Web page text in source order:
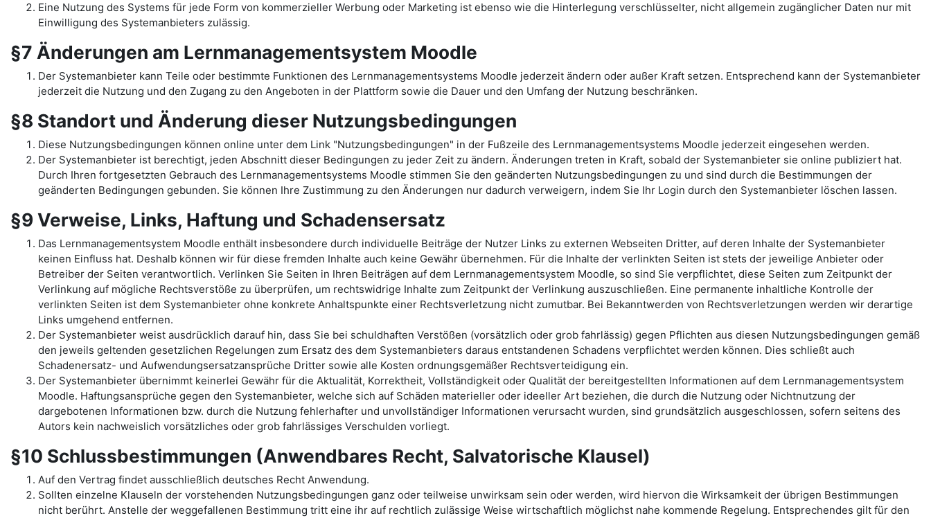
Eine Nutzung des Systems für jede Form von kommerzieller Werbung oder Marketing ist ebenso wie die Hinterlegung verschlüsselter, nicht allgemein zugänglicher Daten nur mit
Einwilligung des Systemanbieters zulässig.
§7 Änderungen am Lernmanagementsystem Moodle
Der Systemanbieter kann Teile oder bestimmte Funktionen des Lernmanagementsystems Moodle jederzeit ändern oder außer Kraft setzen. Entsprechend kann der Systemanbieter
jederzeit die Nutzung und den Zugang zu den Angeboten in der Plattform sowie die Dauer und den Umfang der Nutzung beschränken.
§8 Standort und Änderung dieser Nutzungsbedingungen
Diese Nutzungsbedingungen können online unter dem Link "Nutzungsbedingungen" in der Fußzeile des Lernmanagementsystems Moodle jederzeit eingesehen werden.
Der Systemanbieter ist berechtigt, jeden Abschnitt dieser Bedingungen zu jeder Zeit zu ändern. Änderungen treten in Kraft, sobald der Systemanbieter sie online publiziert hat.
Durch Ihren fortgesetzten Gebrauch des Lernmanagementsystems Moodle stimmen Sie den geänderten Nutzungsbedingungen zu und sind durch die Bestimmungen der
geänderten Bedingungen gebunden. Sie können Ihre Zustimmung zu den Änderungen nur dadurch verweigern, indem Sie Ihr Login durch den Systemanbieter löschen lassen.
§9 Verweise, Links, Haftung und Schadensersatz
Das Lernmanagementsystem Moodle enthält insbesondere durch individuelle Beiträge der Nutzer Links zu externen Webseiten Dritter, auf deren Inhalte der Systemanbieter
keinen Einfluss hat. Deshalb können wir für diese fremden Inhalte auch keine Gewähr übernehmen. Für die Inhalte der verlinkten Seiten ist stets der jeweilige Anbieter oder
Betreiber der Seiten verantwortlich. Verlinken Sie Seiten in Ihren Beiträgen auf dem Lernmanagementsystem Moodle, so sind Sie verpflichtet, diese Seiten zum Zeitpunkt der
Verlinkung auf mögliche Rechtsverstöße zu überprüfen, um rechtswidrige Inhalte zum Zeitpunkt der Verlinkung auszuschließen. Eine permanente inhaltliche Kontrolle der
verlinkten Seiten ist dem Systemanbieter ohne konkrete Anhaltspunkte einer Rechtsverletzung nicht zumutbar. Bei Bekanntwerden von Rechtsverletzungen werden wir derartige
Links umgehend entfernen.
Der Systemanbieter weist ausdrücklich darauf hin, dass Sie bei schuldhaften Verstößen (vorsätzlich oder grob fahrlässig) gegen Pflichten aus diesen Nutzungsbedingungen gemäß
den jeweils geltenden gesetzlichen Regelungen zum Ersatz des dem Systemanbieters daraus entstandenen Schadens verpflichtet werden können. Dies schließt auch
Schadenersatz- und Aufwendungsersatzansprüche Dritter sowie alle Kosten ordnungsgemäßer Rechtsverteidigung ein.
Der Systemanbieter übernimmt keinerlei Gewähr für die Aktualität, Korrektheit, Vollständigkeit oder Qualität der bereitgestellten Informationen auf dem Lernmanagementsystem
Moodle. Haftungsansprüche gegen den Systemanbieter, welche sich auf Schäden materieller oder ideeller Art beziehen, die durch die Nutzung oder Nichtnutzung der
dargebotenen Informationen bzw. durch die Nutzung fehlerhafter und unvollständiger Informationen verursacht wurden, sind grundsätzlich ausgeschlossen, sofern seitens des
Autors kein nachweislich vorsätzliches oder grob fahrlässiges Verschulden vorliegt.
§10 Schlussbestimmungen (Anwendbares Recht, Salvatorische Klausel)
Auf den Vertrag findet ausschließlich deutsches Recht Anwendung.
Sollten einzelne Klauseln der vorstehenden Nutzungsbedingungen ganz oder teilweise unwirksam sein oder werden, wird hiervon die Wirksamkeit der übrigen Bestimmungen
nicht berührt. Anstelle der weggefallenen Bestimmung tritt eine ihr auf rechtlich zulässige Weise wirtschaftlich möglichst nahe kommende Regelung. Entsprechendes gilt für den